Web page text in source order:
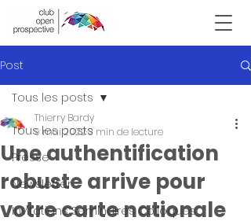
Victor Hugo
Post
Tous les posts
Presse
Newsletter
Invitations Seminaires Colloques
Tous les posts
Une authentification
robuste arrive pour
votre carte nationale
Thierry Bardy
9 mai 20223 min de lecture